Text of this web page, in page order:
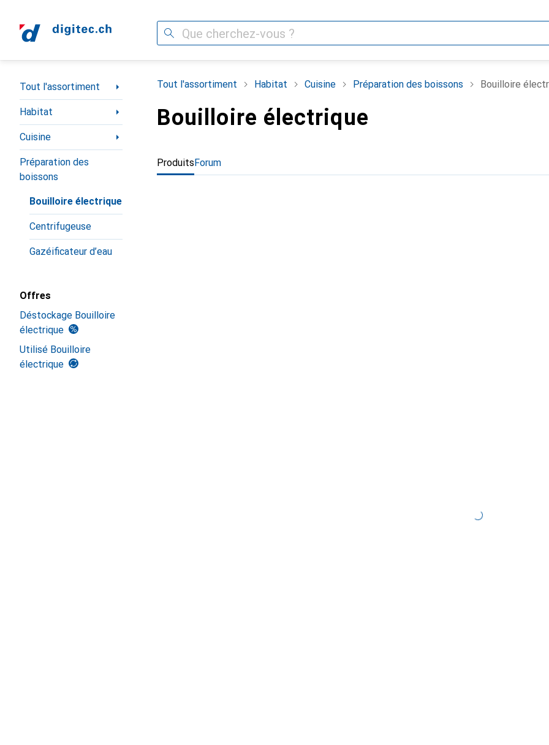
Recherche
Navigation par catégorie
Tout l'assortiment
Habitat
Cuisine
Préparation des
boissons
Bouilloire électrique
Centrifugeuse
Gazéificateur d’eau
Offres
Déstockage Bouilloire
électrique
Utilisé Bouilloire
électrique
Tout l'assortiment Habitat Cuisine Préparation des boissons Bouilloire
Bouilloire électrique
ProduitsForum